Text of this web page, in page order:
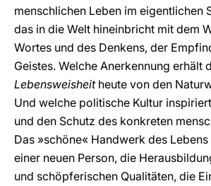
menschlichen Leben im eigentlichen
das in die Welt hineinbricht mit dem
Wortes und des Denkens, der
Geistes. Welche Anerkennung erhält
Lebensweisheit heute von den
Und welche politische Kultur
und den Schutz des konkreten
Das »schöne« Handwerk des
einer neuen Person, die
und schöpferischen Qualitäten, die